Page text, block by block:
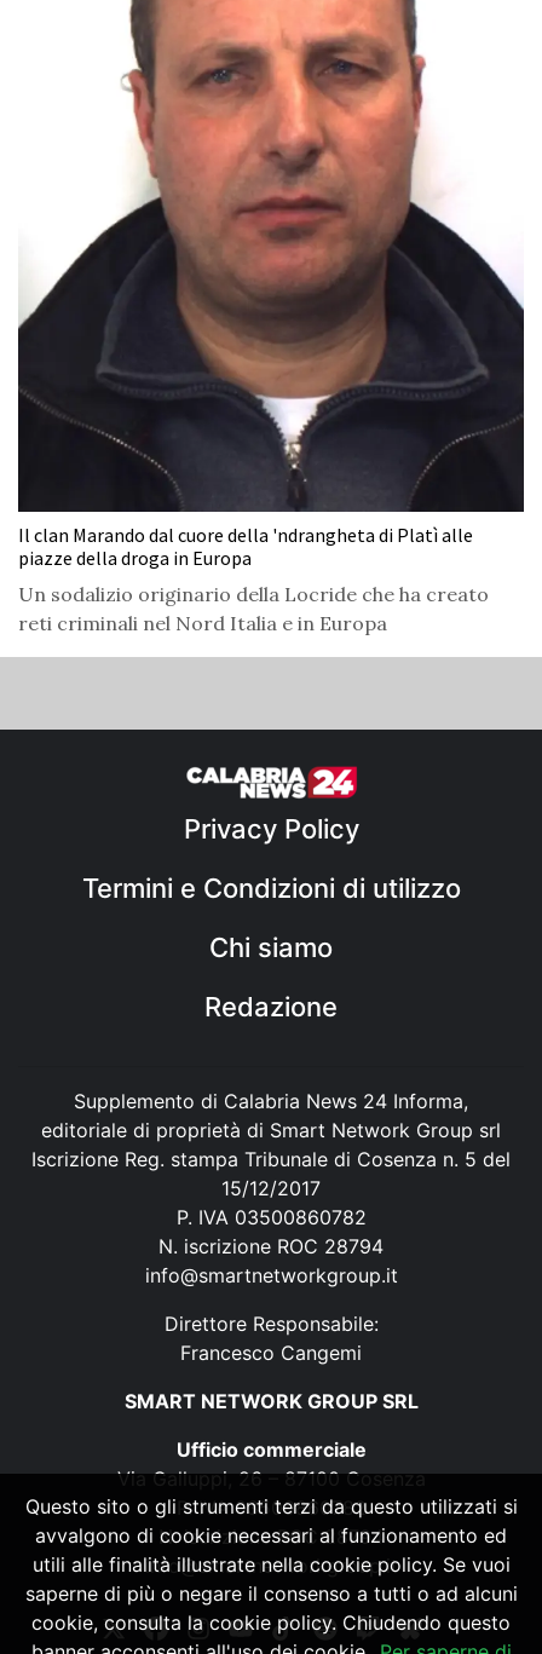
Il clan Marando dal cuore della 'ndrangheta di Platì alle
piazze della droga in Europa
Un sodalizio originario della Locride che ha creato
reti criminali nel Nord Italia e in Europa
Privacy Policy
Termini e Condizioni di utilizzo
Chi siamo
Redazione
Supplemento di Calabria News 24 Informa,
editoriale di proprietà di Smart Network Group srl
Iscrizione Reg. stampa Tribunale di Cosenza n. 5 del
15/12/2017
P. IVA 03500860782
N. iscrizione ROC 28794
info@smartnetworkgroup.it
Direttore Responsabile:
Francesco Cangemi
SMART NETWORK GROUP SRL
Ufficio commerciale
Via Galluppi, 26 – 87100 Cosenza
P. IVA 03500860782
N. iscrizione ROC 28794
info@smartnetworkgroup.it
Questo sito o gli strumenti terzi da questo utilizzati si
avvalgono di cookie necessari al funzionamento ed
utili alle finalità illustrate nella cookie policy. Se vuoi
saperne di più o negare il consenso a tutti o ad alcuni
cookie, consulta la cookie policy. Chiudendo questo